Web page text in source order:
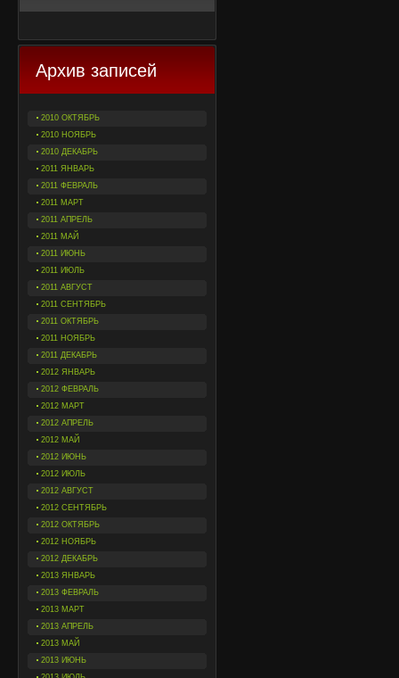
Архив записей
2010 ОКТЯБРЬ
2010 НОЯБРЬ
2010 ДЕКАБРЬ
2011 ЯНВАРЬ
2011 ФЕВРАЛЬ
2011 МАРТ
2011 АПРЕЛЬ
2011 МАЙ
2011 ИЮНЬ
2011 ИЮЛЬ
2011 АВГУСТ
2011 СЕНТЯБРЬ
2011 ОКТЯБРЬ
2011 НОЯБРЬ
2011 ДЕКАБРЬ
2012 ЯНВАРЬ
2012 ФЕВРАЛЬ
2012 МАРТ
2012 АПРЕЛЬ
2012 МАЙ
2012 ИЮНЬ
2012 ИЮЛЬ
2012 АВГУСТ
2012 СЕНТЯБРЬ
2012 ОКТЯБРЬ
2012 НОЯБРЬ
2012 ДЕКАБРЬ
2013 ЯНВАРЬ
2013 ФЕВРАЛЬ
2013 МАРТ
2013 АПРЕЛЬ
2013 МАЙ
2013 ИЮНЬ